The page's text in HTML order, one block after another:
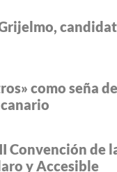
como seña de
Convención de
y Accesible